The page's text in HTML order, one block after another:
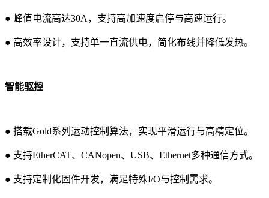
● 峰值电流高达30A，支持高加速度启停与高速运行。
● 高效率设计，支持单一直流供电，简化布线并降低发热。
智能驱控
● 搭载Gold系列运动控制算法，实现平滑运行与高精定位。
● 支持EtherCAT、CANopen、USB、Ethernet多种通信方式。
● 支持定制化固件开发，满足特殊I/O与控制需求。